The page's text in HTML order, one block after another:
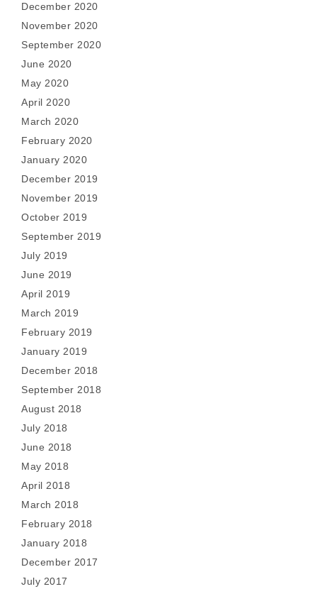
December 2020
November 2020
September 2020
June 2020
May 2020
April 2020
March 2020
February 2020
January 2020
December 2019
November 2019
October 2019
September 2019
July 2019
June 2019
April 2019
March 2019
February 2019
January 2019
December 2018
September 2018
August 2018
July 2018
June 2018
May 2018
April 2018
March 2018
February 2018
January 2018
December 2017
July 2017